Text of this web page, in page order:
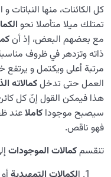
الموت… أم الولادة؟
الدنيا؛ نادٍ لصناعة الإنسان
كيف نصبح إنسانًا بحق؟
کل الكائنات، منها النباتات
تمتلك ميلا متأصلا نحو
مع بعضهم البعض، إذ أن
ذاته وتزدهر في ظروف
مرتبة أعلی ویکتمل و
العمل حتى تدخلکمالاته
هذا فیمکن القول إنّ کل
سیصبح موجودا کاملاعند
فهو ناقص.
تنقسمکمالات الموجودات